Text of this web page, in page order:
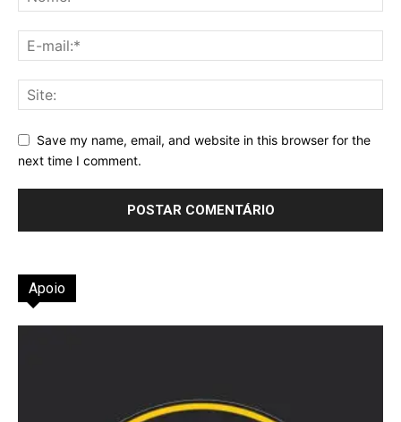
Save my name, email, and website in this browser for the
next time I comment.
Apoio